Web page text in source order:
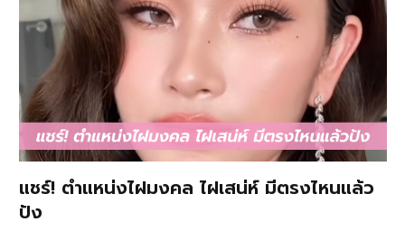
แชร์! ตำแหน่งไฝมงคล ไฝเสน่ห์ มีตรงไหนแล้ว
ปัง